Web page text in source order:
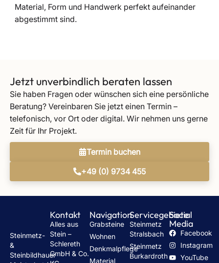
Material, Form und Handwerk perfekt aufeinander
abgestimmt sind.
Jetzt unverbindlich beraten lassen
Sie haben Fragen oder wünschen sich eine persönliche
Beratung? Vereinbaren Sie jetzt einen Termin –
telefonisch, vor Ort oder digital. Wir nehmen uns gerne
Zeit für Ihr Projekt.
Termin buchen
+49 (0) 9734 455
Steinmetz-
&
Steinbildhauer
Kontakt
Alles aus
Stein –
Schlereth
GmbH & Co.
Navigation
Grabsteine
Wohnen
Denkmalpflege
Material
Servicegebiete
Steinmetz
Stralsbach
Steinmetz
Burkardroth
Social
Media
Facebook
Instagram
YouTube